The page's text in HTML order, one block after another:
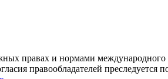
правах и нормами международного
правообладателей преследуется